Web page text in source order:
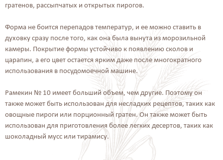
гратенов, рассыпчатых и открытых пирогов.
Форма не боится перепадов температур, и ее можно ставить в
духовку сразу после того, как она была вынута из морозильной
камеры. Покрытие формы устойчиво к появлению сколов и
царапин, а его цвет остается ярким даже после многократного
использования в посудомоечной машине.
Рамекин № 10 имеет больший объем, чем другие. Поэтому он
также может быть использован для несладких рецептов, таких как
овощные пироги или порционный гратен. Он также может быть
использован для приготовления более легких десертов, таких как
шоколадный мусс или тирамису.